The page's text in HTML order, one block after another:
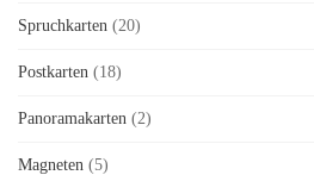
Spruchkarten (20)
Postkarten (18)
Panoramakarten (2)
Magneten (5)